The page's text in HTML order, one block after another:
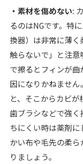
・素材を傷めない:
るのはNGです。特
換器）は非常に薄
触らないで」と注
で擦るとフィンが
因になりかねませ
と、そこからカビが
歯ブラシなどで強
ちにくい時は薬剤
かい布や毛先の柔
りましょう。